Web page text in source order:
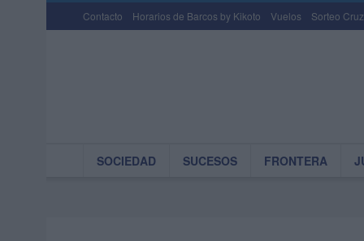
Contacto Horarios de Barcos by Kikoto Vuelos Sorteo
SOCIEDAD SUCESOS FRONTERA